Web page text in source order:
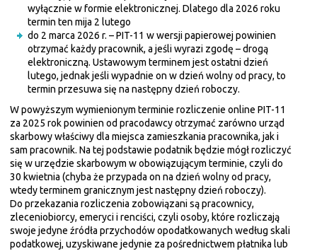
wyłącznie w formie elektronicznej. Dlatego dla 2026 roku
termin ten mija 2 lutego
do 2 marca 2026 r. – PIT-11 w wersji papierowej powinien
otrzymać każdy pracownik, a jeśli wyrazi zgodę – drogą
elektroniczną. Ustawowym terminem jest ostatni dzień
lutego, jednak jeśli wypadnie on w dzień wolny od pracy, to
termin przesuwa się na następny dzień roboczy.
W powyższym wymienionym terminie rozliczenie online PIT-11
za 2025 rok powinien od pracodawcy otrzymać zarówno urząd
skarbowy właściwy dla miejsca zamieszkania pracownika, jak i
sam pracownik. Na tej podstawie podatnik będzie mógł rozliczyć
się w urzędzie skarbowym w obowiązującym terminie, czyli do
30 kwietnia (chyba że przypada on na dzień wolny od pracy,
wtedy terminem granicznym jest następny dzień roboczy).
Do przekazania rozliczenia zobowiązani są pracownicy,
zleceniobiorcy, emeryci i renciści, czyli osoby, które rozliczają
swoje jedyne źródła przychodów opodatkowanych według skali
podatkowej, uzyskiwane jedynie za pośrednictwem płatnika lub